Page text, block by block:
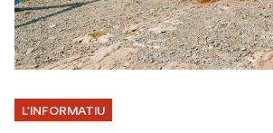
L'INFORMATIU